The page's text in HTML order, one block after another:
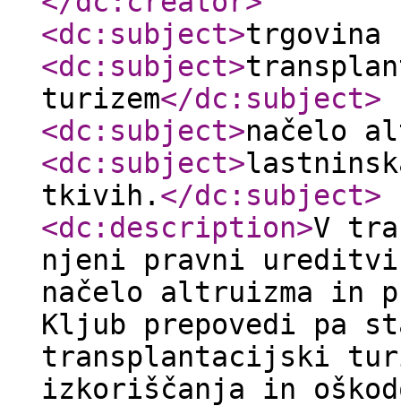
<dc:subject>trgovina
<dc:subject>
turizem</dc:subject>
<dc:subject>načelo
<dc:subject>
tkivih. </dc:subject>
<dc:description>V
njeni pravni ureditvi
načelo altruizma in
Kljub prepovedi pa
transplantacijski
izkoriščanja in